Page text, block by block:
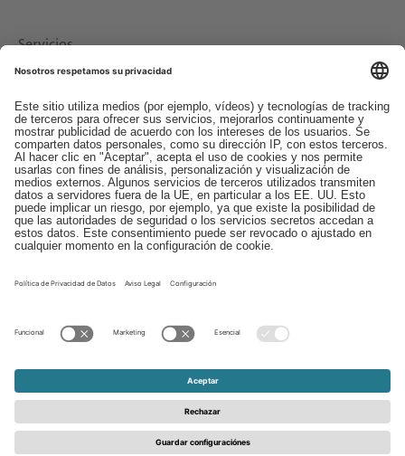
Servicios
Contacto
EDI
Aviso legal
Canal de Denuncias
Condiciones generales